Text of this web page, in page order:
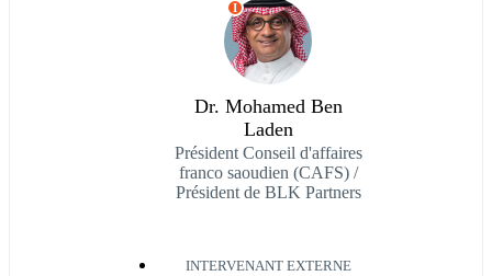
I
Dr. Mohamed Ben
Laden
Président Conseil d'affaires
franco saoudien (CAFS) /
Président de BLK Partners
INTERVENANT EXTERNE